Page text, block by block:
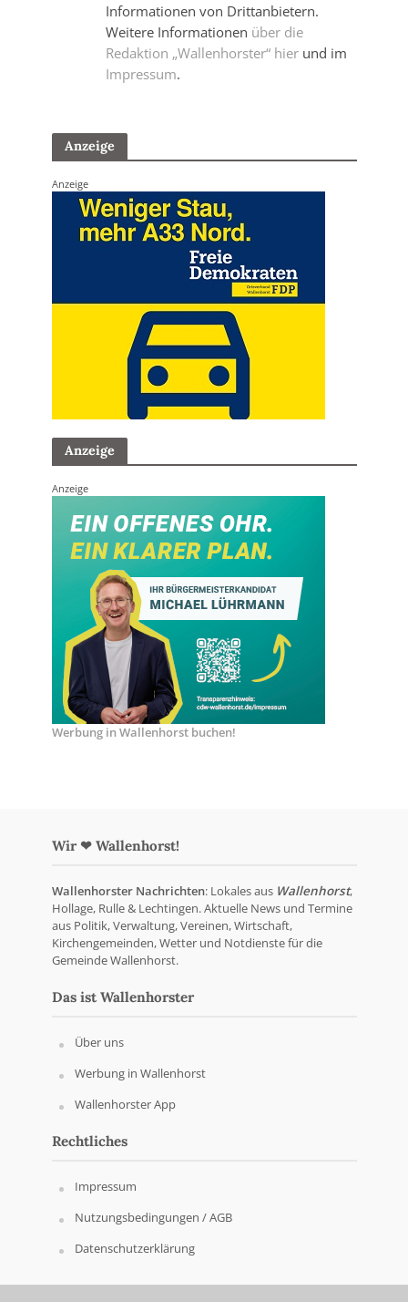
Informationen von Drittanbietern.
Weitere Informationen über die
Redaktion „Wallenhorster“ hierund im
Impressum.
Anzeige
Anzeige
Anzeige
Anzeige
Werbung in Wallenhorst buchen!
Wir ❤ Wallenhorst!
Wallenhorster Nachrichten: Lokales aus Wallenhorst,
Hollage, Rulle & Lechtingen. Aktuelle News und Termine
aus Politik, Verwaltung, Vereinen, Wirtschaft,
Kirchengemeinden, Wetter und Notdienste für die
Gemeinde Wallenhorst.
Das ist Wallenhorster
Über uns
Werbung in Wallenhorst
Wallenhorster App
Rechtliches
Impressum
Nutzungsbedingungen / AGB
Datenschutzerklärung